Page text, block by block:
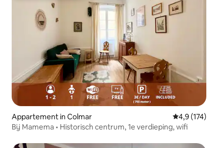
Appartement in Colmar Gemiddelde
4,9 (174)
Bij Mamema • Historisch centrum, 1e verdieping, wifi